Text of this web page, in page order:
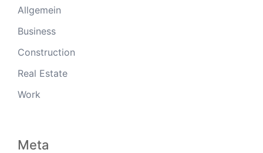
Allgemein
Business
Construction
Real Estate
Work
Meta